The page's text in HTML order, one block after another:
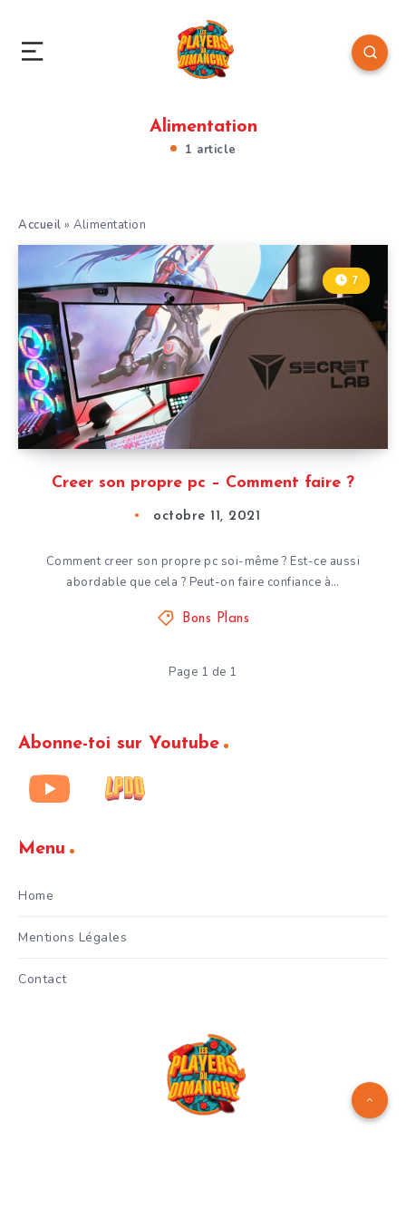
Alimentation
1 article
Accueil » Alimentation
Creer son propre pc – Comment faire ?
7
octobre 11, 2021
Comment creer son propre pc soi-même ? Est-ce aussi
abordable que cela ? Peut-on faire confiance à…
Bons Plans
Page 1 de 1
Abonne-toi sur Youtube
Menu
Home
Mentions Légales
Contact